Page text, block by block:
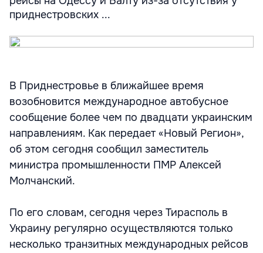
приднестровских ...
В Приднестровье в ближайшее время
возобновится международное автобусное
сообщение более чем по двадцати украинским
направлениям. Как передает «Новый Регион»,
об этом сегодня сообщил заместитель
министра промышленности ПМР Алексей
Молчанский.
По его словам, сегодня через Тирасполь в
Украину регулярно осуществляются только
несколько транзитных международных рейсов